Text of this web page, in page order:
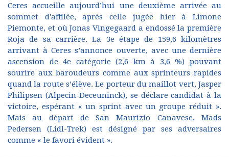
Ceres accueille aujourd’hui une deuxième arrivée au
sommet d'affilée, après celle jugée hier à Limone
Piemonte, et où Jonas Vingegaard a endossé la première
Roja de sa carrière. La 3e étape de 159,6 kilomètres
arrivant à Ceres s’annonce ouverte, avec une dernière
ascension de 4e catégorie (2,6 km à 3,6 %) pouvant
sourire aux baroudeurs comme aux sprinteurs rapides
quand la route s’élève. Le porteur du maillot vert, Jasper
Philipsen (Alpecin-Deceuninck), se déclare candidat à la
victoire, espérant « un sprint avec un groupe réduit ».
Mais au départ de San Maurizio Canavese, Mads
Pedersen (Lidl-Trek) est désigné par ses adversaires
comme « le favori évident ».